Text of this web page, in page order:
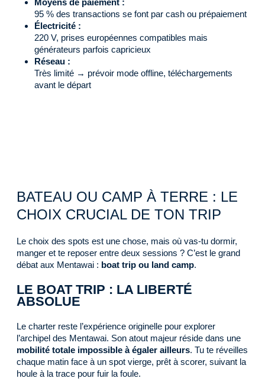
95 % des transactions se font par cash ou prépaiement
Électricité :
220 V, prises européennes compatibles mais
générateurs parfois capricieux
Réseau :
Très limité → prévoir mode offline, téléchargements
avant le départ
BATEAU OU CAMP À TERRE : LE
CHOIX CRUCIAL DE TON TRIP
Le choix des spots est une chose, mais où vas-tu dormir,
manger et te reposer entre deux sessions ? C’est le grand
débat aux Mentawai : boat trip ou land camp.
LE BOAT TRIP : LA LIBERTÉ
ABSOLUE
Le charter reste l’expérience originelle pour explorer
l’archipel des Mentawai. Son atout majeur réside dans une
mobilité totale impossible à égaler ailleurs. Tu te réveilles
chaque matin face à un spot vierge, prêt à scorer, suivant la
houle à la trace pour fuir la foule.